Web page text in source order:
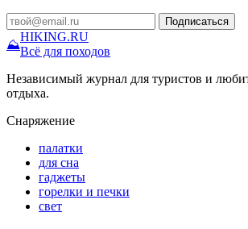
Подписаться
⛰
HIKING.RU
Всё для походов
Независимый журнал для туристов и
отдыха.
Снаряжение
палатки
для сна
гаджеты
горелки и печки
свет